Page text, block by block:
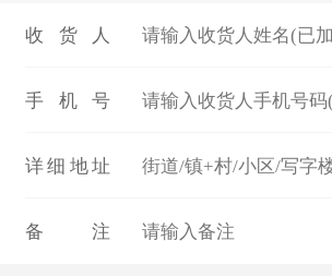
收货人
手机号
详细地址
备注